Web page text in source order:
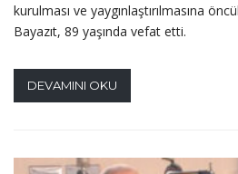
kurulması ve yaygınlaştırılmasına
Bayazıt, 89 yaşında vefat etti.
DEVAMINI OKU